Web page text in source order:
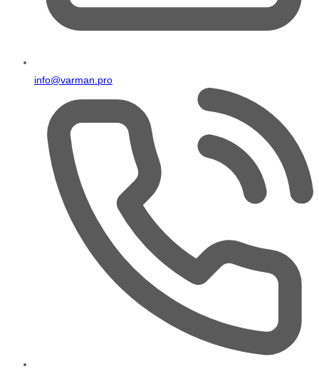
info@varman.pro